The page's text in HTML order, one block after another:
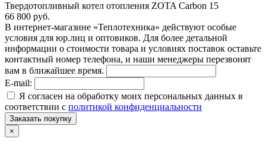
Твердотопливный котел отопления ZOTA Сarbon 15
66 800 руб.
В интернет-магазине «Теплотехника» действуют особые
условия для юр.лиц и оптовиков. Для более детальной
информации о стоимости товара и условиях поставок оставьте
контактный номер телефона, и наши менеджеры перезвонят
вам в ближайшее время.
E-mail:
Я согласен на обработку моих персональных данных в
соответствии с политикой конфиденциальности
Заказать покупку
×